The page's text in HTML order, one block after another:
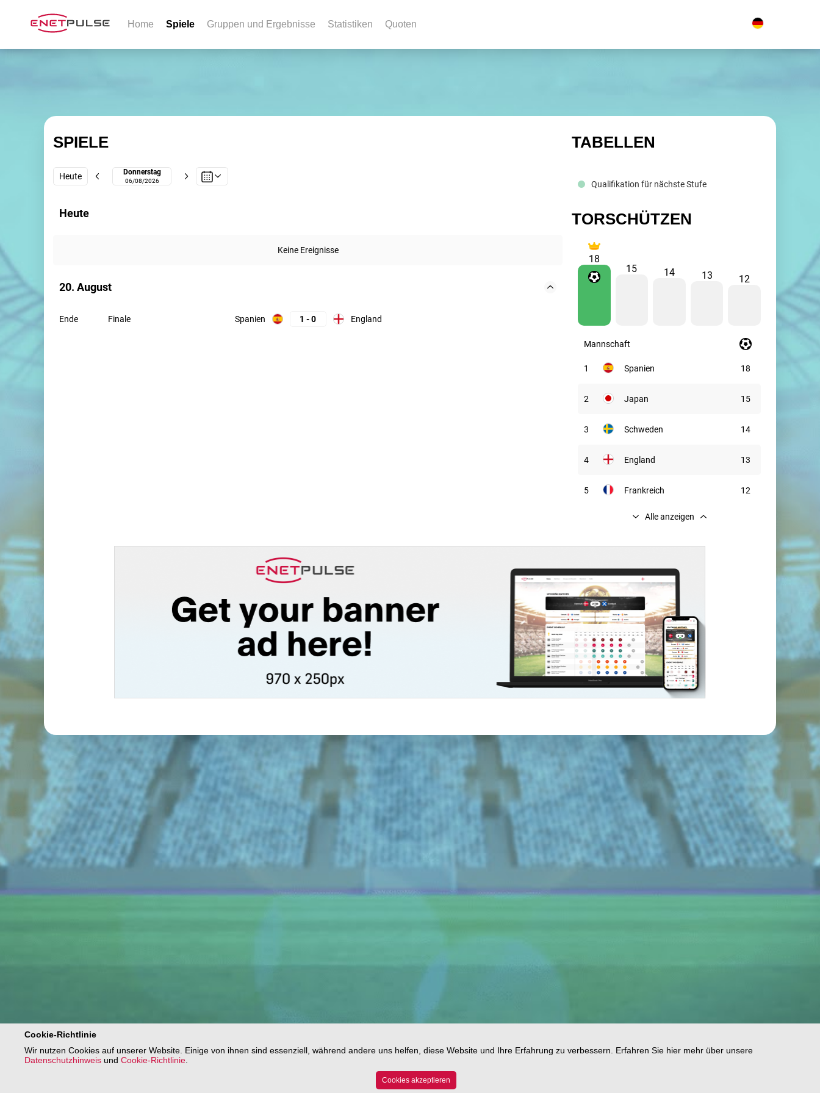
Home Spiele Gruppen und Ergebnisse Statistiken Quoten
SPIELE
Heute Donnerstag
06/08/2026
Heute
Keine Ereignisse
20. August
Ende Finale Spanien 1 -0 England
TABELLEN
Qualifikation für nächste Stufe
TORSCHÜTZEN
18
15
14 13 12
Mannschaft
1 Spanien 18
2 Japan 15
3 Schweden 14
4 England 13
5 Frankreich 12
Alle anzeigen
Cookie-Richtlinie
Wir nutzen Cookies auf unserer Website. Einige von ihnen sind essenziell, während andere uns helfen, diese Website und Ihre Erfahrung zu verbessern. Erfahren Sie hier mehr über unsere
Datenschutzhinweis und Cookie-Richtlinie
Cookies akzeptieren